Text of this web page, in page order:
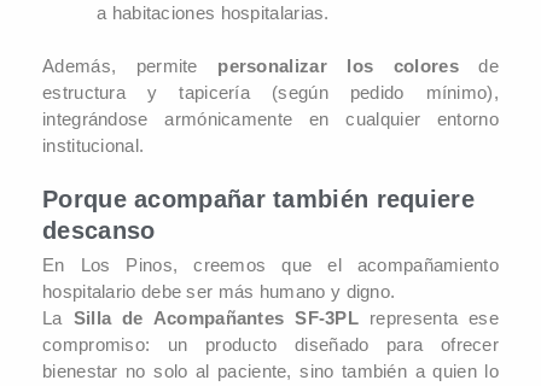
a habitaciones hospitalarias.
Además, permite personalizar los coloresde
estructura y tapicería (según pedido mínimo),
integrándose armónicamente en cualquier entorno
institucional.
Porque acompañar también requiere
descanso
En Los Pinos, creemos que el acompañamiento
hospitalario debe ser más humano y digno.
La Silla de Acompañantes SF-3PL representa ese
compromiso: un producto diseñado para ofrecer
bienestar no solo al paciente, sino también a quien lo